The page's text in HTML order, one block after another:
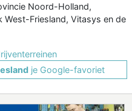
Noord-Holland,
West-Friesland, Vitasys en de
je Google-favoriet